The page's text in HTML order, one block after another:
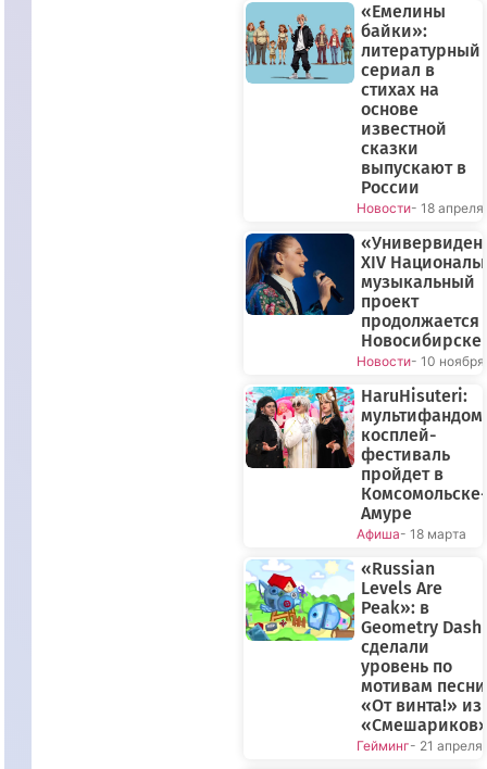
«Емелины
байки»:
литературный
сериал в
стихах на
основе
известной
сказки
выпускают в
России
Новости- 18 апреля
XIV
музыкальный
проект
продолжается
Новосибирске
Новости- 10 ноября
HaruHisuteri:
косплей-
фестиваль
пройдет в
Амуре
Афиша- 18 марта
«Russian
Levels Are
Peak»: в
Geometry Dash
сделали
уровень по
мотивам песни
«От винта!» из
Гейминг- 21 апреля